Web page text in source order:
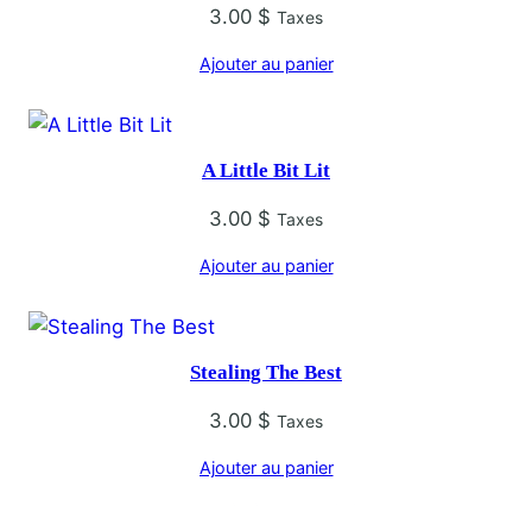
3.00 $ Taxes
Ajouter au panier
A Little Bit Lit
3.00 $ Taxes
Ajouter au panier
Stealing The Best
3.00 $ Taxes
Ajouter au panier